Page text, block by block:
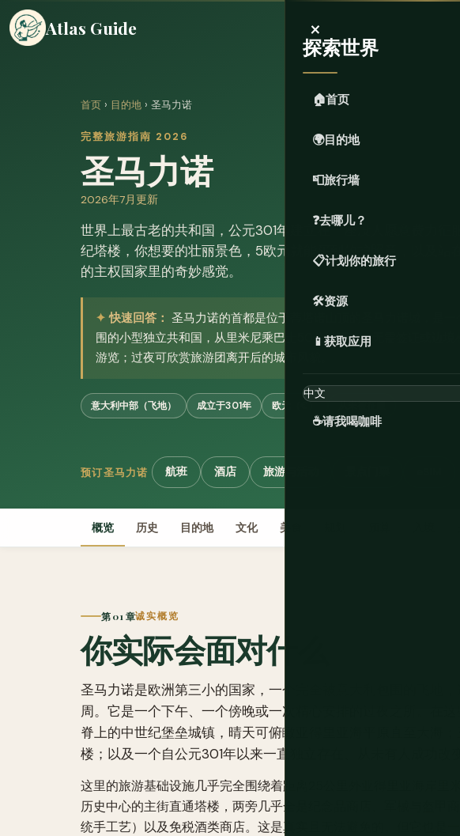
Atlas Guide ×
探索世界
🏠首页
🌍目的地
📮旅行墙
❓去哪儿？
📋计划你的旅行
🛠️资源
📱 获取应用
☕请我喝咖啡
首页 › 目的地 › 圣马力诺
完整旅游指南 2026
圣马力诺
2026年7月更新
世界上最古老的共和国，公元301年建立在一座没人愿意费力征
纪塔楼，你想要的壮丽景色，5欧元就能买到的护照章，以及站
的主权国家里的奇妙感觉。
快速回答： 圣马力诺的首都是位于蒂塔诺山顶的圣马力诺城，是一
围的小型独立共和国，从里米尼乘巴士50分钟可达，无需签证或边境
游览；过夜可欣赏旅游团离开后的城市风貌。
意大利中部（飞地） 成立于301年 欧元（€） 从未被征服
预订圣马力诺 航班 酒店 旅游与活动
概览 历史 目的地 文化 美食
第 01 章诚实概览
你实际会面对什么
圣马力诺是欧洲第三小的国家，一个完全被意大利包围的飞地
周。它是一个下午、一个傍晚或一次精心安排的过夜之所。在
脊上的中世纪堡垒城镇，晴天可俯瞰亚得里亚海平原直至大海
楼；以及一个自公元301年以来一直独立存在、从未有人成功改
这里的旅游基础设施几乎完全围绕着距离25公里外亚得里亚海岸里
历史中心的主街直通塔楼，两旁几乎全是纪念品商店、军械与盔甲
统手工艺）以及免税酒类商店。这是真实且无法避免的。但它也是